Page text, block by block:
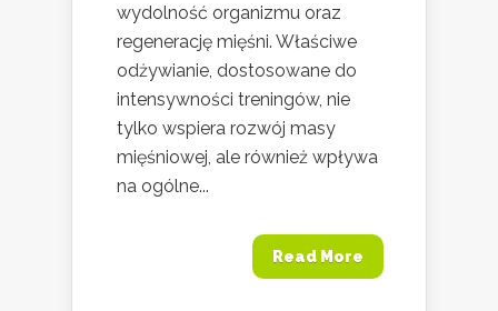
wydolność organizmu oraz
regenerację mięśni. Właściwe
odżywianie, dostosowane do
intensywności treningów, nie
tylko wspiera rozwój masy
mięśniowej, ale również wpływa
na ogólne...
Read More